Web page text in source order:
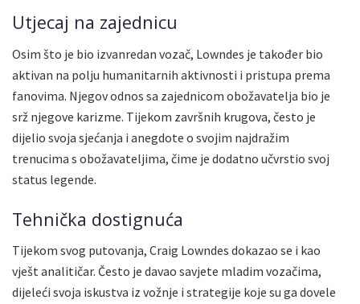
Utjecaj na zajednicu
Osim što je bio izvanredan vozač, Lowndes je također bio
aktivan na polju humanitarnih aktivnosti i pristupa prema
fanovima. Njegov odnos sa zajednicom obožavatelja bio je
srž njegove karizme. Tijekom završnih krugova, često je
dijelio svoja sjećanja i anegdote o svojim najdražim
trenucima s obožavateljima, čime je dodatno učvrstio svoj
status legende.
Tehnička dostignuća
Tijekom svog putovanja, Craig Lowndes dokazao se i kao
vješt analitičar. Često je davao savjete mladim vozačima,
dijeleći svoja iskustva iz vožnje i strategije koje su ga dovele